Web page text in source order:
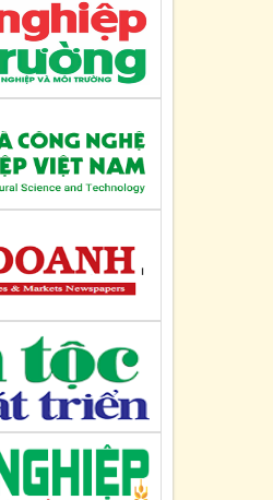
TC
khuyến nghị của
tại Văn bản số
QĐ-UBND
lệ (sửa đổi, bổ
Ninh